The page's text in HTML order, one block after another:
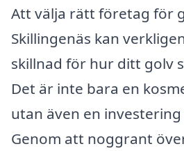
Att välja rätt företag för
Skillingenäs kan
skillnad för hur ditt golv
Det är inte bara en
utan även en
Genom att noggrant